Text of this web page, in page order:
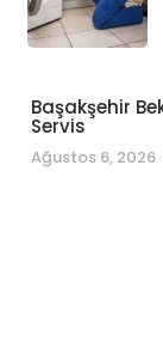
Başakşehir
Servis
Ağustos 6, 2026